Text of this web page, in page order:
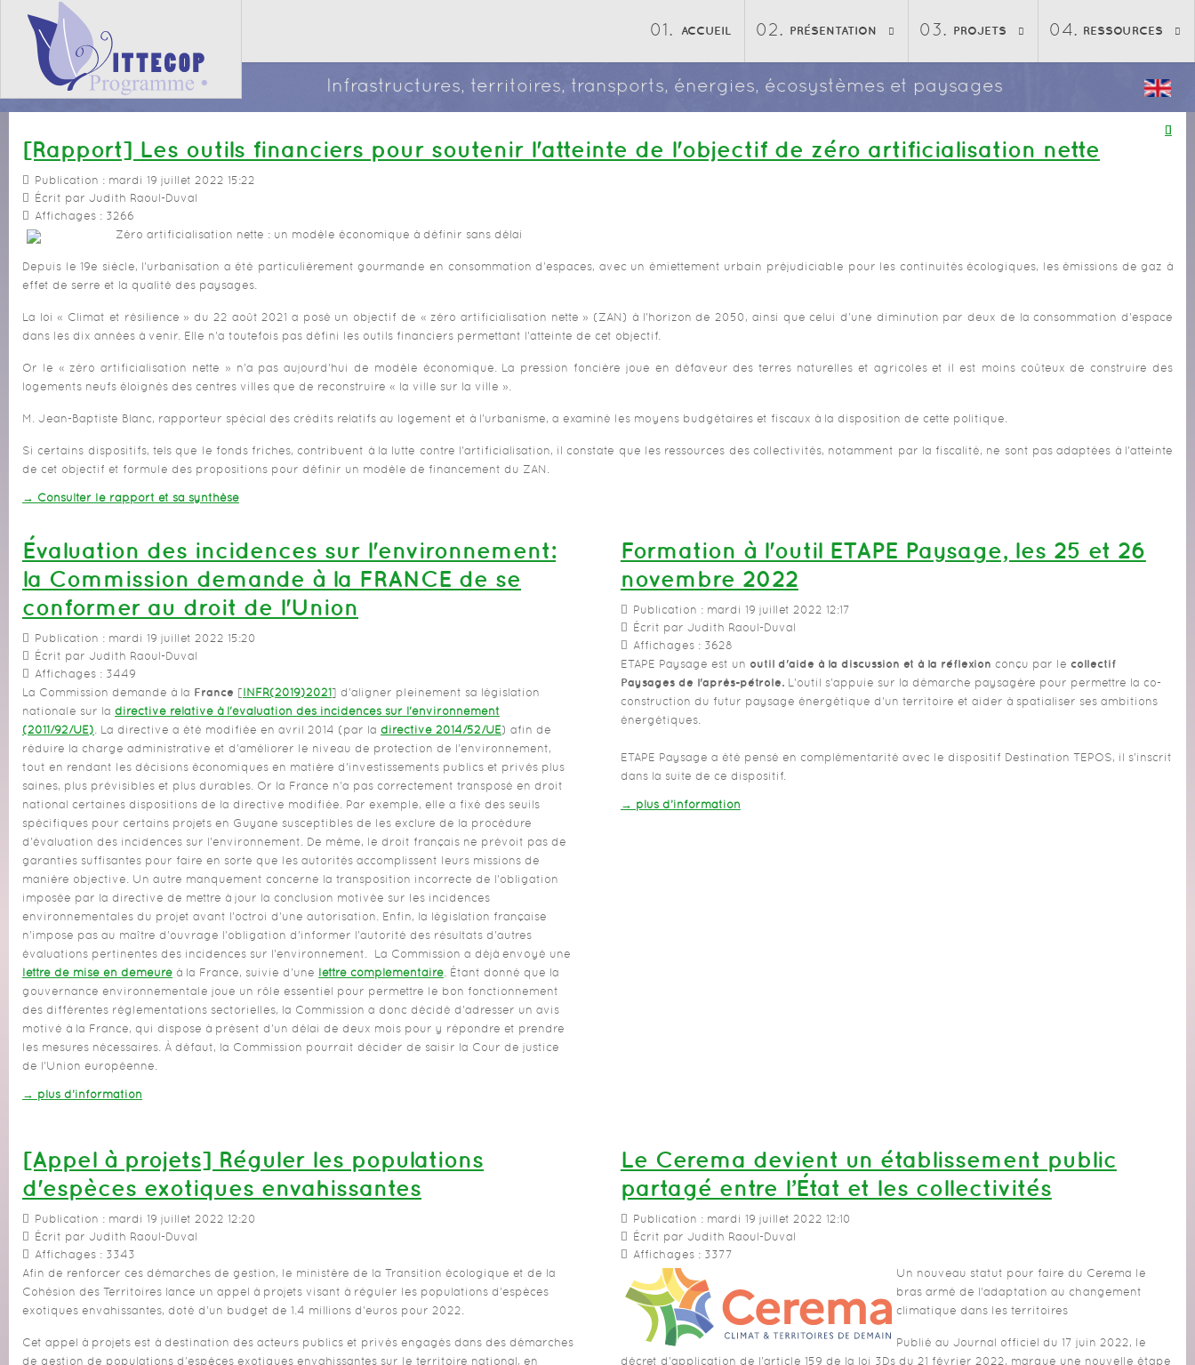
ACCUEIL PRÉSENTATION PROJETS RESSOURCES
Infrastructures, territoires, transports, énergies, écosystèmes et paysages
[Rapport] Les outils financiers pour soutenir l'atteinte de l'objectif de zéro artificialisation nette
Publication : mardi 19 juillet 2022 15:22
Écrit par Judith Raoul-Duval
Affichages : 3266
Zéro artificialisation nette : un modèle économique à définir sans délai
Depuis le 19e siècle, l'urbanisation a été particulièrement gourmande en consommation d'espaces, avec un émiettement urbain préjudiciable pour les continuités écologiques, les émissions de gaz à
effet de serre et la qualité des paysages.
La loi « Climat et résilience » du 22 août 2021 a posé un objectif de « zéro artificialisation nette » (ZAN) à l'horizon de 2050, ainsi que celui d'une diminution par deux de la consommation d'espace
dans les dix années à venir. Elle n'a toutefois pas défini les outils financiers permettant l'atteinte de cet objectif.
Or le « zéro artificialisation nette » n'a pas aujourd'hui de modèle économique. La pression foncière joue en défaveur des terres naturelles et agricoles et il est moins coûteux de construire des
logements neufs éloignés des centres villes que de reconstruire « la ville sur la ville ».
M. Jean-Baptiste Blanc, rapporteur spécial des crédits relatifs au logement et à l'urbanisme, a examiné les moyens budgétaires et fiscaux à la disposition de cette politique.
Si certains dispositifs, tels que le fonds friches, contribuent à la lutte contre l'artificialisation, il constate que les ressources des collectivités, notamment par la fiscalité, ne sont pas adaptées à l'atteinte
de cet objectif et formule des propositions pour définir un modèle de financement du ZAN.
→ Consulter le rapport et sa synthèse
Évaluation des incidences sur l'environnement:
la Commission demande à la FRANCE de se
conformer au droit de l'Union
Publication : mardi 19 juillet 2022 15:20
Écrit par Judith Raoul-Duval
Affichages : 3449
La Commission demande à la France [INFR(2019)2021] d'aligner pleinement sa législation
nationale sur la directive relative à l'évaluation des incidences sur l'environnement
(2011/92/UE). La directive a été modifiée en avril 2014 (par la directive 2014/52/UE) afin de
réduire la charge administrative et d'améliorer le niveau de protection de l'environnement,
tout en rendant les décisions économiques en matière d'investissements publics et privés plus
saines, plus prévisibles et plus durables. Or la France n'a pas correctement transposé en droit
national certaines dispositions de la directive modifiée. Par exemple, elle a fixé des seuils
spécifiques pour certains projets en Guyane susceptibles de les exclure de la procédure
d'évaluation des incidences sur l'environnement. De même, le droit français ne prévoit pas de
garanties suffisantes pour faire en sorte que les autorités accomplissent leurs missions de
manière objective. Un autre manquement concerne la transposition incorrecte de l'obligation
imposée par la directive de mettre à jour la conclusion motivée sur les incidences
environnementales du projet avant l'octroi d'une autorisation. Enfin, la législation française
n'impose pas au maître d'ouvrage l'obligation d'informer l'autorité des résultats d'autres
évaluations pertinentes des incidences sur l'environnement. La Commission a déjà envoyé une
lettre de mise en demeure à la France, suivie d'une lettre complémentaire. Étant donné que la
gouvernance environnementale joue un rôle essentiel pour permettre le bon fonctionnement
des différentes réglementations sectorielles, la Commission a donc décidé d'adresser un avis
motivé à la France, qui dispose à présent d'un délai de deux mois pour y répondre et prendre
les mesures nécessaires. À défaut, la Commission pourrait décider de saisir la Cour de justice
de l'Union européenne.
→ plus d’information
Formation à l'outil ETAPE Paysage, les 25 et 26
novembre 2022
Publication : mardi 19 juillet 2022 12:17
Écrit par Judith Raoul-Duval
Affichages : 3628
ETAPE Paysage est un outil d'aide à la discussion et à la réflexion conçu par le collectif
Paysages de l'après-pétrole. L'outil s'appuie sur la démarche paysagère pour permettre la co-
construction du futur paysage énergétique d'un territoire et aider à spatialiser ses ambitions
énergétiques.
ETAPE Paysage a été pensé en complémentarité avec le dispositif Destination TEPOS, il s'inscrit
dans la suite de ce dispositif.
→ plus d’information
[Appel à projets] Réguler les populations
d'espèces exotiques envahissantes
Publication : mardi 19 juillet 2022 12:20
Écrit par Judith Raoul-Duval
Affichages : 3343
Afin de renforcer ces démarches de gestion, le ministère de la Transition écologique et de la
Cohésion des Territoires lance un appel à projets visant à réguler les populations d'espèces
exotiques envahissantes, doté d'un budget de 1.4 millions d'euros pour 2022.
Cet appel à projets est à destination des acteurs publics et privés engagés dans des démarches
de gestion de populations d'espèces exotiques envahissantes sur le territoire national, en
Le Cerema devient un établissement public
partagé entre l’État et les collectivités
Publication : mardi 19 juillet 2022 12:10
Écrit par Judith Raoul-Duval
Affichages : 3377
Un nouveau statut pour faire du Cerema le
bras armé de l’adaptation au changement
climatique dans les territoires
Publié au Journal officiel du 17 juin 2022, le
décret d'application de l'article 159 de la loi 3Ds du 21 février 2022, marque une nouvelle étape